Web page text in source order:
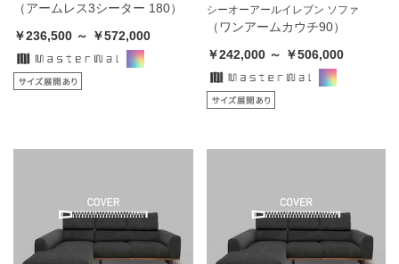
（アームレス3シーター 180）
￥236,500 ～ ￥572,000
シーオーアールイレブン ソファ
（ワンアームカウチ90）
￥242,000 ～ ￥506,000